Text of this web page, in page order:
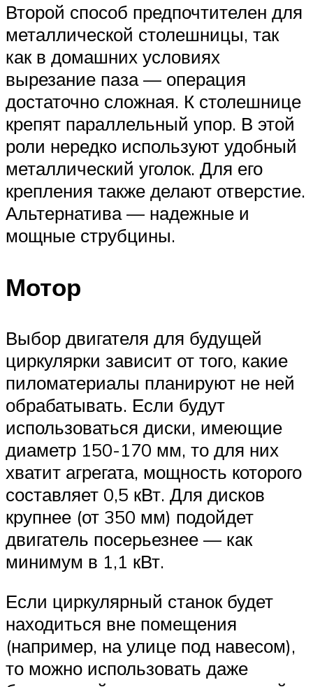
Второй способ предпочтителен для
металлической столешницы, так
как в домашних условиях
вырезание паза — операция
достаточно сложная. К столешнице
крепят параллельный упор. В этой
роли нередко используют удобный
металлический уголок. Для его
крепления также делают отверстие.
Альтернатива — надежные и
мощные струбцины.
Мотор
Выбор двигателя для будущей
циркулярки зависит от того, какие
пиломатериалы планируют не ней
обрабатывать. Если будут
использоваться диски, имеющие
диаметр 150-170 мм, то для них
хватит агрегата, мощность которого
составляет 0,5 кВт. Для дисков
крупнее (от 350 мм) подойдет
двигатель посерьезнее — как
минимум в 1,1 кВт.
Если циркулярный станок будет
находиться вне помещения
(например, на улице под навесом),
то можно использовать даже